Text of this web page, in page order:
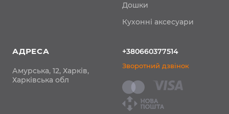
Дошки
Кухонні аксесуари
АДРЕСА
Амурська, 12, Харків,
Харківська обл
+380660377514
Зворотний дзвінок